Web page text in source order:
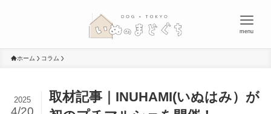
menu
ホーム コラム
取材記事｜INUHAMI(いぬはみ）が
2025
4/20